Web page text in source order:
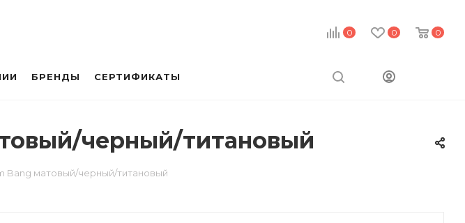
0 0 0
БРЕНДЫ СЕРТИФИКАТЫ
черный/титановый
Bang матовый/черный/титановый